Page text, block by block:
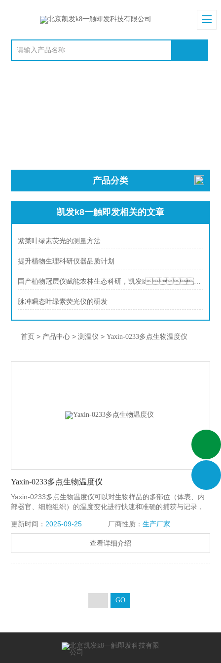
产品分类
凯发k8一触即发相关的文章
紫菜叶绿素荧光的测量方法
提升植物生理科研仪器品质计划
国产植物冠层仪赋能农林生态科研，凯发k8一触即发深耕行业二十余年
脉冲瞬态叶绿素荧光仪的研发
首页 > 产品中心 >测温仪 >Yaxin-0233多点生物温度仪
Yaxin-0233多点生物温度仪
Yaxin-0233多点生物温度仪可以对生物样品的多部位（体表、内
部器官、细胞组织）的温度变化进行快速和准确的捕获与记录，
跃变情况、观察冰点变化、探究食品冷冻贮藏条件。还可以应用
于生物逆境生理、生物能量利用、冻伤治疗、生物体内、体表温
度、生物冷冻害、医学热疗、食品保鲜等多领域研究。
更新时间： 2025-09-25 厂商性质： 生产厂家
查看详细介绍